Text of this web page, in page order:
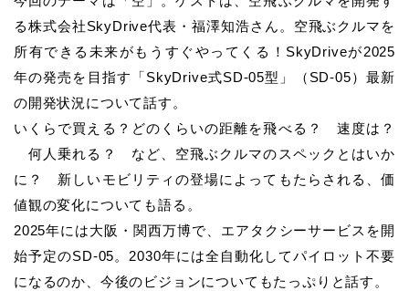
る株式会社SkyDrive代表・福澤知浩さん。空飛ぶクルマを
所有できる未来がもうすぐやってくる！SkyDriveが2025
年の発売を目指す「SkyDrive式SD-05型」（SD-05）最新
の開発状況について話す。
いくらで買える？どのくらいの距離を飛べる？ 速度は？
何人乗れる？ など、空飛ぶクルマのスペックとはいか
に？ 新しいモビリティの登場によってもたらされる、価
値観の変化についても語る。
2025年には大阪・関西万博で、エアタクシーサービスを開
始予定のSD-05。2030年には全自動化してパイロット不要
になるのか、今後のビジョンについてもたっぷりと話す。